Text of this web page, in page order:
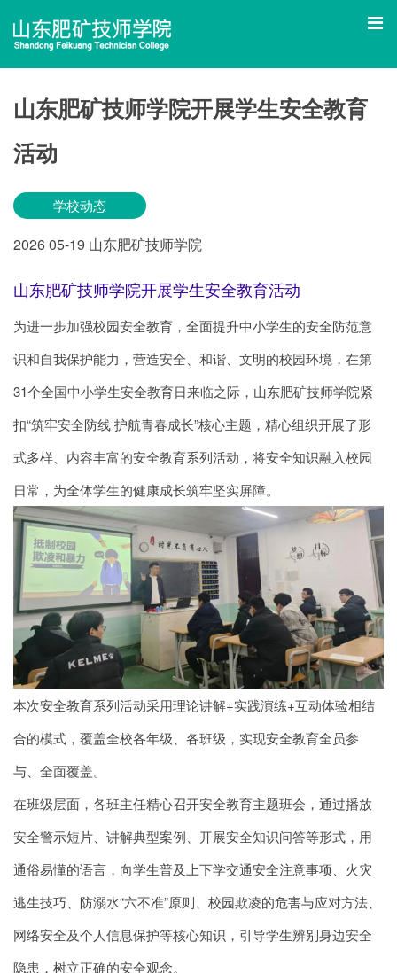
山东肥矿技师学院开展学生安全教育
活动
学校动态
202605-19 山东肥矿技师学院
山东肥矿技师学院开展学生安全教育活动
为进一步加强校园安全教育，全面提升中小学生的安全防范意
识和自我保护能力，营造安全、和谐、文明的校园环境，在第
31个全国中小学生安全教育日来临之际，山东肥矿技师学院紧
扣“筑牢安全防线 护航青春成长”核心主题，精心组织开展了形
式多样、内容丰富的安全教育系列活动，将安全知识融入校园
日常，为全体学生的健康成长筑牢坚实屏障。
本次安全教育系列活动采用理论讲解+实践演练+互动体验相结
合的模式，覆盖全校各年级、各班级，实现安全教育全员参
与、全面覆盖。
在班级层面，各班主任精心召开安全教育主题班会，通过播放
安全警示短片、讲解典型案例、开展安全知识问答等形式，用
通俗易懂的语言，向学生普及上下学交通安全注意事项、火灾
逃生技巧、防溺水“六不准”原则、校园欺凌的危害与应对方法、
网络安全及个人信息保护等核心知识，引导学生辨别身边安全
隐患，树立正确的安全观念。